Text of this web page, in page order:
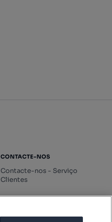
CONTACTE-NOS
Contacte-nos - Serviço
Clientes